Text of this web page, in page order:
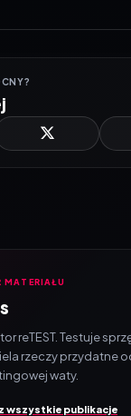
MATERIAŁU
reTEST. Testuje
rzeczy przydatne
waty.
wszystkie publikacje